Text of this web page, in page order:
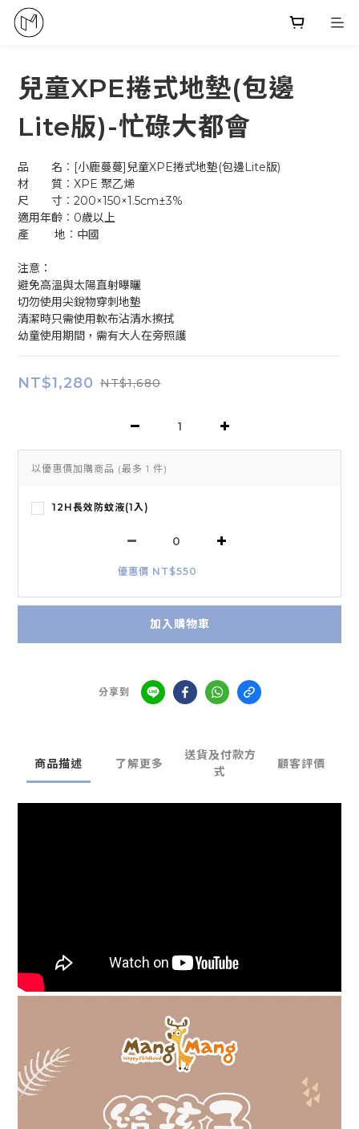
兒童XPE捲式地墊(包邊
Lite版)-忙碌大都會
品　　名︰[小鹿蔓蔓]兒童XPE捲式地墊(包邊Lite版)
材　　質︰XPE 聚乙烯
尺　　寸︰200×150×1.5cm±3%
適用年齡︰0歲以上
產        地︰中國
注意：
避免高溫與太陽直射曝曬
切勿使用尖銳物穿刺地墊
清潔時只需使用軟布沾清水擦拭
幼童使用期間，需有大人在旁照護
NT$1,280 NT$1,680
以優惠價加購商品 (最多 1 件)
12H長效防蚊液(1入)
優惠價 NT$550
加入購物車
分享到
商品描述 了解更多
送貨及付款方
式
顧客評價